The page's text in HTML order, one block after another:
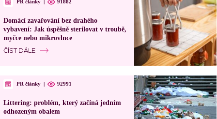
PR články 91882
Domácí zavařování bez drahého
vybavení: Jak úspěšně sterilovat v troubě,
myčce nebo mikrovlnce
ČÍST DÁLE
PR články 92991
Littering: problém, který začíná jedním
odhozeným obalem